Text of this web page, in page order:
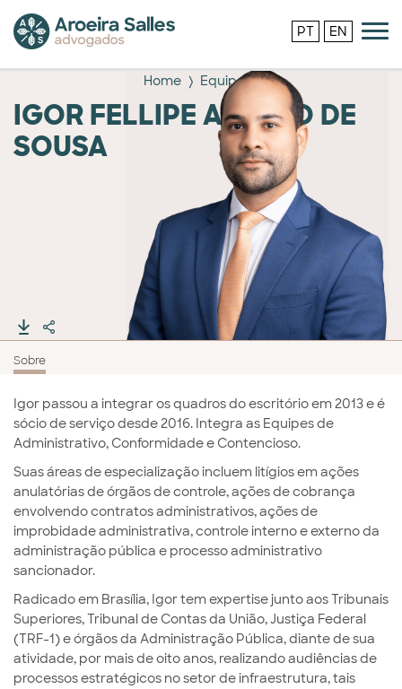
PT EN
Home Equipe
IGOR FELLIPE ARAUJO DE
SOUSA
Sobre
Igor passou a integrar os quadros do escritório em 2013 e é
sócio de serviço desde 2016. Integra as Equipes de
Administrativo, Conformidade e Contencioso.
Suas áreas de especialização incluem litígios em ações
anulatórias de órgãos de controle, ações de cobrança
envolvendo contratos administrativos, ações de
improbidade administrativa, controle interno e externo da
administração pública e processo administrativo
sancionador.
Radicado em Brasília, Igor tem expertise junto aos Tribunais
Superiores, Tribunal de Contas da União, Justiça Federal
(TRF-1) e órgãos da Administração Pública, diante de sua
atividade, por mais de oito anos, realizando audiências de
processos estratégicos no setor de infraestrutura, tais